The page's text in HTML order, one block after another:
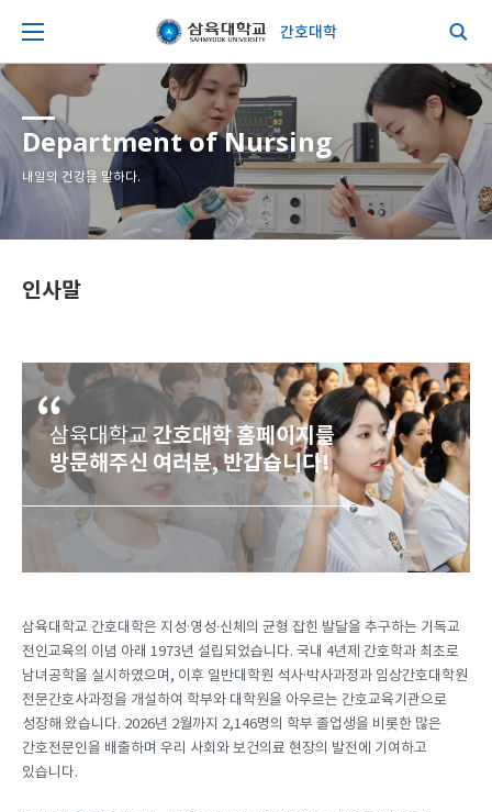
간호대학
Department of Nursing
내일의 건강을 말하다.
인사말
삼육대학교간호대학 홈페이지를
방문해주신 여러분, 반갑습니다!
삼육대학교 간호대학은 지성·영성·신체의 균형 잡힌 발달을 추구하는 기독교
전인교육의 이념 아래 1973년 설립되었습니다. 국내 4년제 간호학과 최초로
남녀공학을 실시하였으며, 이후 일반대학원 석사·박사과정과 임상간호대학원
전문간호사과정을 개설하여 학부와 대학원을 아우르는 간호교육기관으로
성장해 왔습니다. 2026년 2월까지 2,146명의 학부 졸업생을 비롯한 많은
간호전문인을 배출하며 우리 사회와 보건의료 현장의 발전에 기여하고
있습니다.